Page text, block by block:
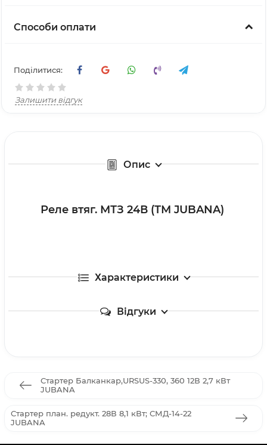
Способи оплати
Поділитися:
Залишити відгук
Опис
Реле втяг. МТЗ 24В (ТМ JUBANA)
Характеристики
Відгуки
Стартер Балканкар,URSUS-330, 360 12В 2,7 кВт
JUBANA
Стартер план. редукт. 28В 8,1 кВт; СМД-14-22
JUBANA